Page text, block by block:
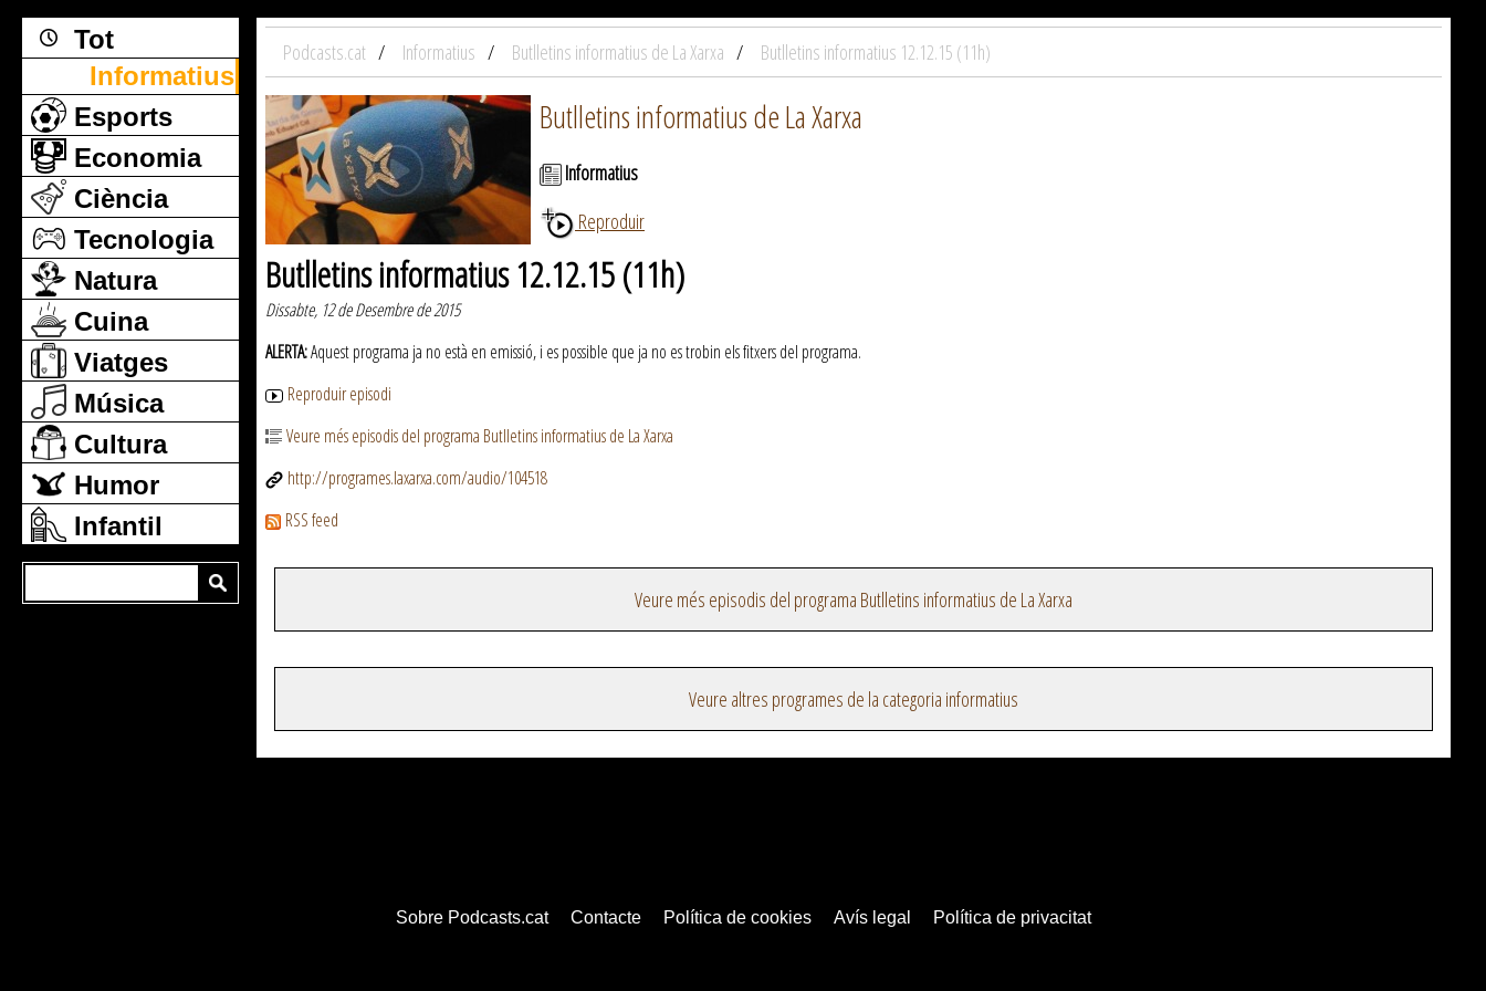
Tot
Informatius
Esports
Economia
Ciència
Tecnologia
Natura
Cuina
Viatges
Música
Cultura
Humor
Infantil
Podcasts.cat Informatius Butlletins informatius de La Xarxa Butlletins informatius 12.12.15 (11h)
Butlletins informatius de La Xarxa
Informatius
Reproduir
Butlletins informatius 12.12.15 (11h)
Dissabte, 12 de Desembre de 2015
ALERTA:Aquest programa ja no està en emissió, i es possible que ja no es trobin els fitxers del programa.
Reproduir episodi
Veure més episodis del programa Butlletins informatius de La Xarxa
http://programes.laxarxa.com/audio/104518
RSS feed
Veure més episodis del programa Butlletins informatius de La Xarxa
Veure altres programes de la categoria informatius
Sobre Podcasts.cat Contacte Política de cookies Avís legal Política de privacitat